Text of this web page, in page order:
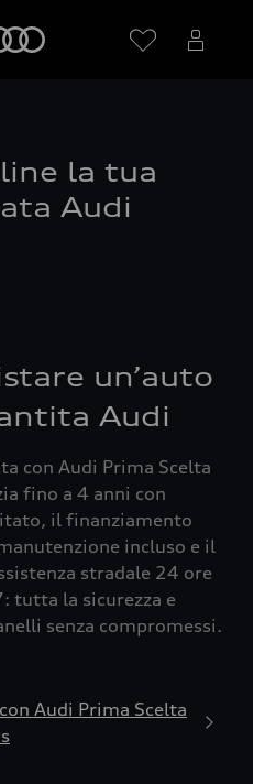
la tua
Audi
un’auto
Audi
con Audi Prima Scelta
fino a 4 anni con
il finanziamento
incluso e il
stradale 24 ore
tutta la sicurezza e
senza compromessi.
Audi Prima Scelta